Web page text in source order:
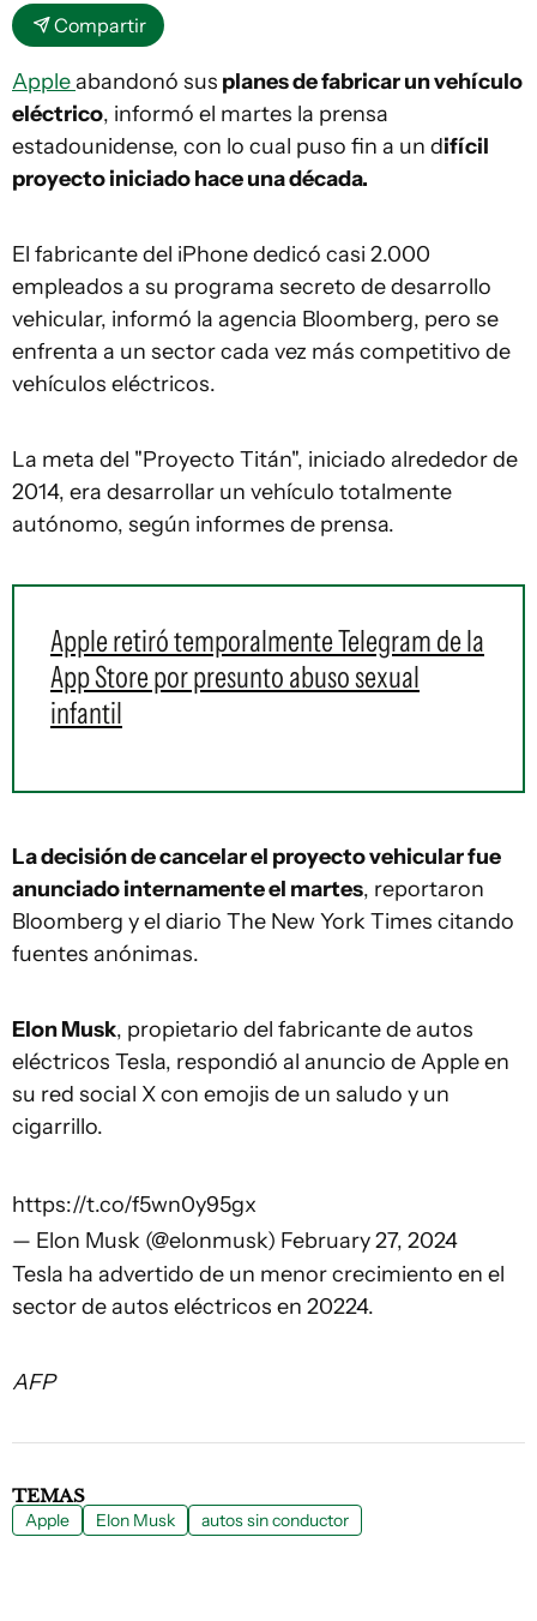
Compartir
Appleabandonó sus planes de fabricar un vehículo
eléctrico, informó el martes la prensa
estadounidense, con lo cual puso fin a un difícil
proyecto iniciado hace una década.
El fabricante del iPhone dedicó casi 2.000
empleados a su programa secreto de desarrollo
vehicular, informó la agencia Bloomberg, pero se
enfrenta a un sector cada vez más competitivo de
vehículos eléctricos.
La meta del "Proyecto Titán", iniciado alrededor de
2014, era desarrollar un vehículo totalmente
autónomo, según informes de prensa.
Apple retiró temporalmente Telegram de la
App Store por presunto abuso sexual
infantil
La decisión de cancelar el proyecto vehicular fue
anunciado internamente el martes, reportaron
Bloomberg y el diario The New York Times citando
fuentes anónimas.
Elon Musk, propietario del fabricante de autos
eléctricos Tesla, respondió al anuncio de Apple en
su red social X con emojis de un saludo y un
cigarrillo.
https://t.co/f5wn0y95gx
— Elon Musk (@elonmusk) February 27, 2024
Tesla ha advertido de un menor crecimiento en el
sector de autos eléctricos en 20224.
AFP
TEMAS
Apple Elon Musk autos sin conductor